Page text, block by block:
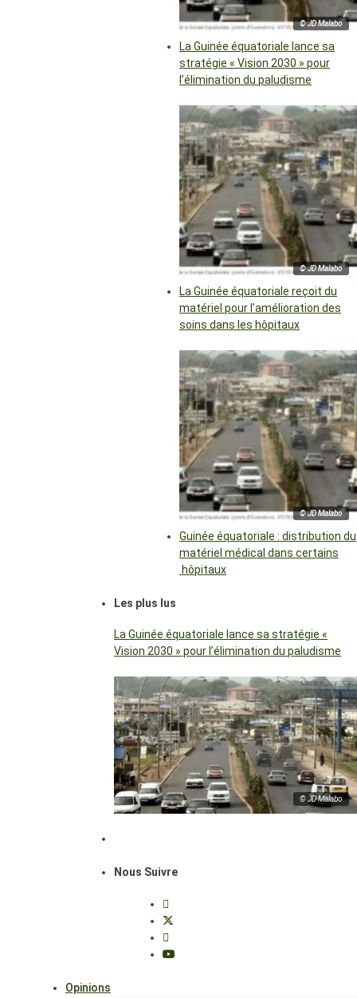
© JD Malabo
La Guinée équatoriale lance sa
stratégie « Vision 2030 » pour
l’élimination du paludisme
© JD Malabo
La Guinée équatoriale reçoit du
matériel pour l’amélioration des
soins dans les hôpitaux
© JD Malabo
Guinée équatoriale : distribution du
matériel médical dans certains
hôpitaux
Les plus lus
La Guinée équatoriale lance sa stratégie «
Vision 2030 » pour l’élimination du paludisme
© JD Malabo
Nous Suivre
Opinions